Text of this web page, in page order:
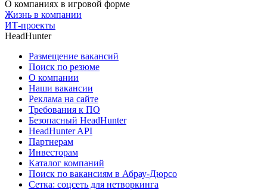
О компаниях в игровой форме
Жизнь в компании
ИТ-проекты
HeadHunter
Размещение вакансий
Поиск по резюме
О компании
Наши вакансии
Реклама на сайте
Требования к ПО
Безопасный HeadHunter
HeadHunter API
Партнерам
Инвесторам
Каталог компаний
Поиск по вакансиям в Абрау-Дюрсо
Сетка: соцсеть для нетворкинга